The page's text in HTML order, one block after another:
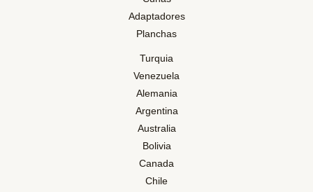
Adaptadores
Planchas
Turquia
Venezuela
Alemania
Argentina
Australia
Bolivia
Canada
Chile